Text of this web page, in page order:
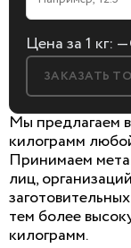
Цена за 1 кг: —
ЗАКАЗАТЬ
Мы предлагаем
килограмм
Принимаем
лиц,
тем более
килограмм.